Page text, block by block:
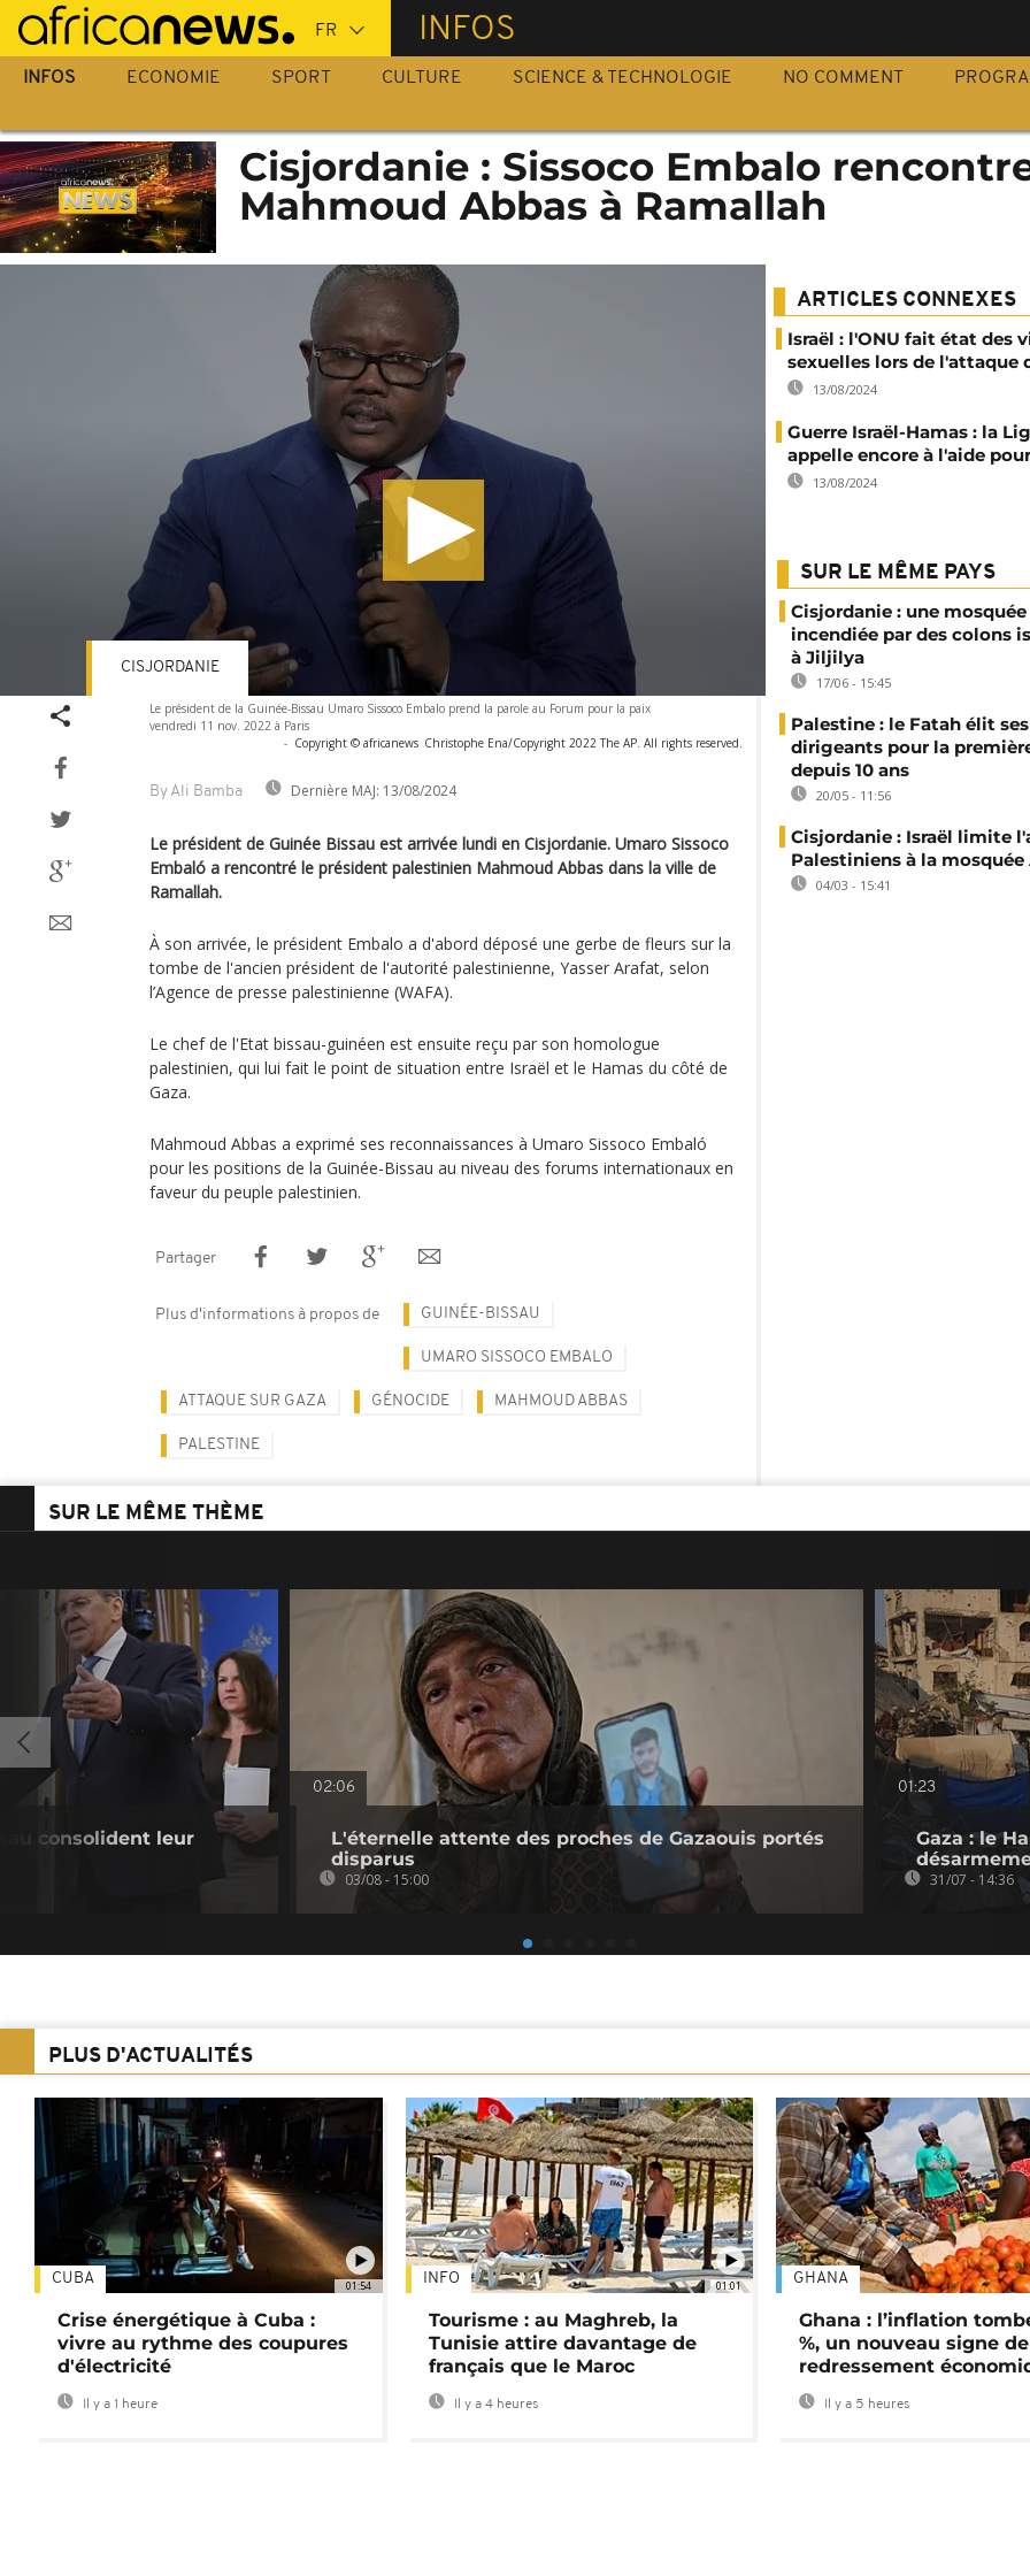
Passer
au
contenu
INFOS
INFOS ECONOMIE SPORT CULTURE SCIENCE & TECHNOLOGIE NO COMMENT
Cisjordanie : Sissoco Embalo
Mahmoud Abbas à Ramallah
Le président de la Guinée-Bissau Umaro Sissoco Embalo prend la parole au Forum pour la paix
vendredi 11 nov. 2022 à Paris
- Copyright © africanews Christophe Ena/Copyright 2022 The AP. All rights reserved.
By Ali Bamba Dernière MAJ: 13/08/2024
CISJORDANIE
Le président de Guinée Bissau est arrivée lundi en Cisjordanie. Umaro Sissoco
Embaló a rencontré le président palestinien Mahmoud Abbas dans la ville de
Ramallah.
À son arrivée, le président Embalo a d'abord déposé une gerbe de fleurs sur la
tombe de l'ancien président de l'autorité palestinienne, Yasser Arafat, selon
l’Agence de presse palestinienne (WAFA).
Le chef de l'Etat bissau-guinéen est ensuite reçu par son homologue
palestinien, qui lui fait le point de situation entre Israël et le Hamas du côté de
Gaza.
Mahmoud Abbas a exprimé ses reconnaissances à Umaro Sissoco Embaló
pour les positions de la Guinée-Bissau au niveau des forums internationaux en
faveur du peuple palestinien.
Partager
Plus d'informations à propos de GUINÉE-BISSAU
UMARO SISSOCO EMBALO
ATTAQUE SUR GAZA GÉNOCIDE MAHMOUD ABBAS
PALESTINE
ARTICLES CONNEXES
Israël : l'ONU fait état des
sexuelles lors de l'attaque
13/08/2024
Guerre Israël-Hamas : la
appelle encore à l'aide
13/08/2024
SUR LE MÊME PAYS
Cisjordanie : une mosquée
incendiée par des colons
à Jiljilya
17/06 - 15:45
Palestine : le Fatah élit ses
dirigeants pour la
depuis 10 ans
20/05 - 11:56
Cisjordanie : Israël limite
Palestiniens à la mosquée
04/03 - 15:41
SUR LE MÊME THÈME
consolident leur
02:06
L'éternelle attente des proches de Gazaouis portés
disparus
03/08 - 15:00
01:23
Gaza : le
31/07 - 14:36
PLUS D'ACTUALITÉS
01:54
CUBA
Crise énergétique à Cuba :
vivre au rythme des coupures
d'électricité
Il y a 1 heure
01:01
INFO
Tourisme : au Maghreb, la
Tunisie attire davantage de
français que le Maroc
Il y a 4 heures
GHANA
Ghana : l’inflation
%, un nouveau signe de
redressement
Il y a 5 heures